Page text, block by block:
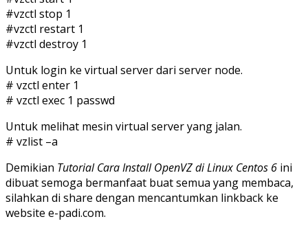
#vzctl stop 1
#vzctl restart 1
#vzctl destroy 1
Untuk login ke virtual server dari server node.
# vzctl enter 1
# vzctl exec 1 passwd
Untuk melihat mesin virtual server yang jalan.
# vzlist –a
Demikian Tutorial Cara Install OpenVZ di Linux Centos 6 ini
dibuat semoga bermanfaat buat semua yang membaca,
silahkan di share dengan mencantumkan linkback ke
website e-padi.com.